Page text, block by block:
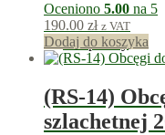
Oceniono 5.00 na 5
190.00 zł z VAT
190punkty
Dodaj do koszyka
(RS-14)
szlachetnej